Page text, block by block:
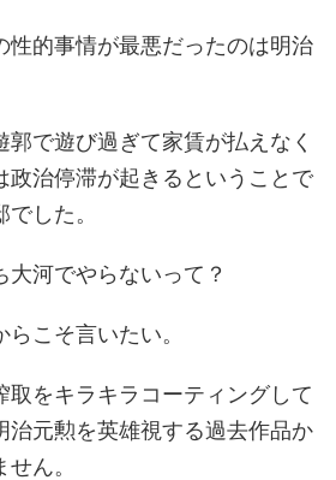
性的事情が最悪だったのは明治
郭で遊び過ぎて家賃が払えなく
政治停滞が起きるということで
した。
河でやらないって？
こそ言いたい。
取をキラキラコーティングして
治元勲を英雄視する過去作品か
ん。